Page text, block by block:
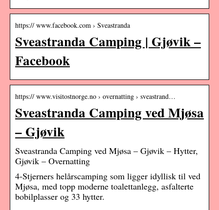
https:// www.facebook.com › Sveastranda
Sveastranda Camping | Gjøvik –
Facebook
https:// www.visitostnorge.no › overnatting › sveastrand…
Sveastranda Camping ved Mjøsa
– Gjøvik
Sveastranda Camping ved Mjøsa – Gjøvik – Hytter,
Gjøvik – Overnatting
4-Stjerners helårscamping som ligger idyllisk til ved
Mjøsa, med topp moderne toalettanlegg, asfalterte
bobilplasser og 33 hytter.